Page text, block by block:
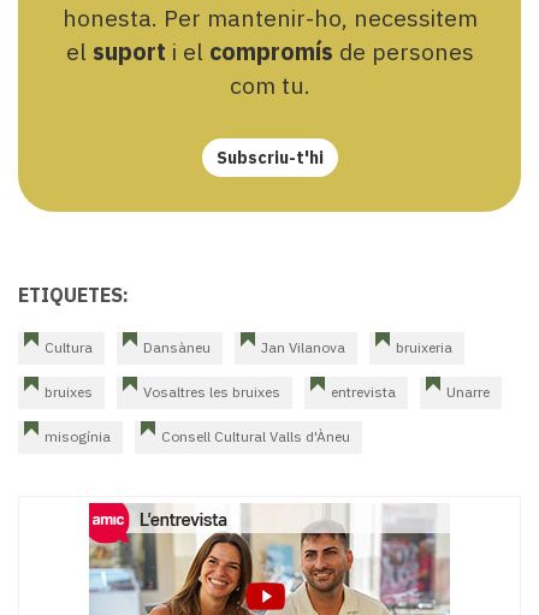
honesta. Per mantenir-ho, necessitem
el suport i el compromís de persones
com tu.
Subscriu-t'hi
ETIQUETES:
Cultura Dansàneu Jan Vilanova bruixeria
bruixes Vosaltres les bruixes entrevista Unarre
misogínia Consell Cultural Valls d'Àneu